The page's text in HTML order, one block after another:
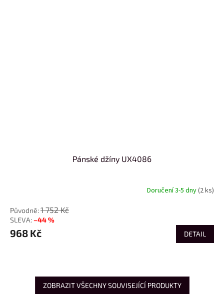
Pánské džíny UX4086
Doručení 3-5 dny(2 ks)
1 752 Kč
–44 %
968 Kč DETAIL
ZOBRAZIT VŠECHNY SOUVISEJÍCÍ PRODUKTY